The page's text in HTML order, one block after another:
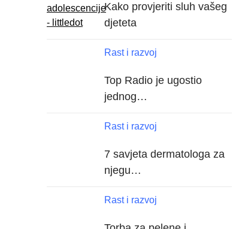
Kako provjeriti sluh vašeg
djeteta
Rast i razvoj
Top Radio je ugostio
jednog…
Rast i razvoj
7 savjeta dermatologa za
njegu…
Rast i razvoj